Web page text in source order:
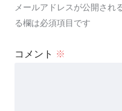
メールアドレスが公開され
る欄は必須項目です
コメント ※